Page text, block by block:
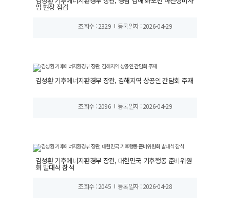
업 현장 점검
조회수 : 2329 등록일자 : 2026-04-29
김성환 기후에너지환경부 장관, 김해지역 상공인 간담회 주재
조회수 : 2096 등록일자 : 2026-04-29
김성환 기후에너지환경부 장관, 대한민국 기후행동 준비위원
회 발대식 참석
조회수 : 2045 등록일자 : 2026-04-28